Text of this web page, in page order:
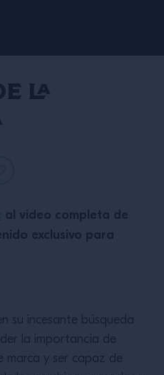
la
al video completa de
exclusivo para
su incesante búsqueda
la importancia de
marca y ser capaz de